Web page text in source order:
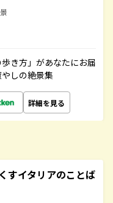
き方」があなたにお届
しの絶景集
詳細を見る
すイタリアのことば